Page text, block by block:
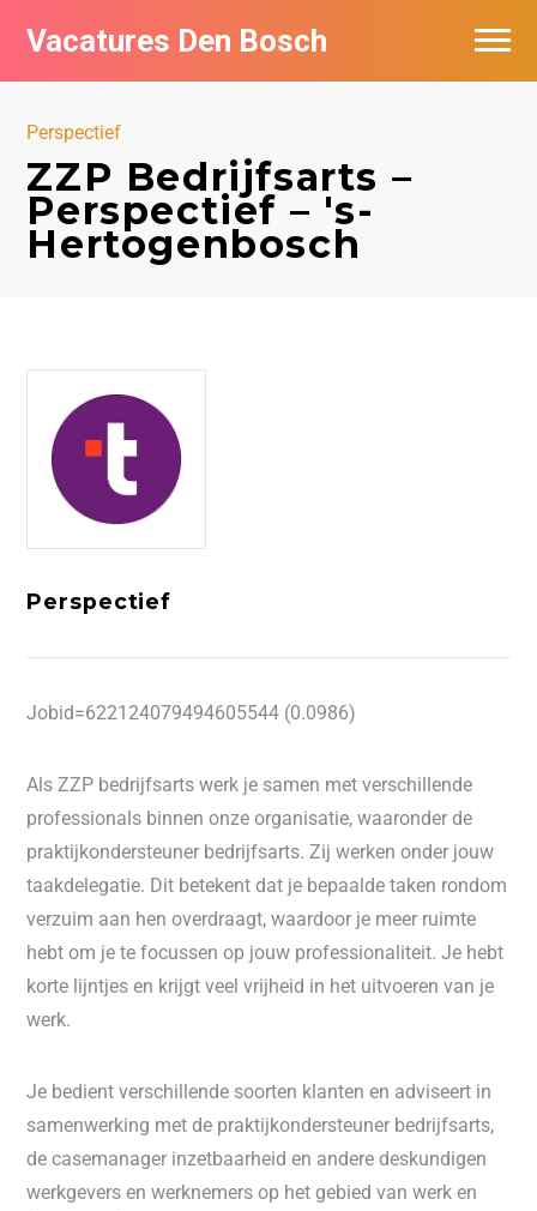
Vacatures Den Bosch
Perspectief
ZZP Bedrijfsarts –
Perspectief – 's-
Hertogenbosch
Perspectief
Jobid=622124079494605544 (0.0986)
Als ZZP bedrijfsarts werk je samen met verschillende
professionals binnen onze organisatie, waaronder de
praktijkondersteuner bedrijfsarts. Zij werken onder jouw
taakdelegatie. Dit betekent dat je bepaalde taken rondom
verzuim aan hen overdraagt, waardoor je meer ruimte
hebt om je te focussen op jouw professionaliteit. Je hebt
korte lijntjes en krijgt veel vrijheid in het uitvoeren van je
werk.
Je bedient verschillende soorten klanten en adviseert in
samenwerking met de praktijkondersteuner bedrijfsarts,
de casemanager inzetbaarheid en andere deskundigen
werkgevers en werknemers op het gebied van werk en
Vacatures per bedrijf in Den Bosch
De populairste vacatures in Den Bosch